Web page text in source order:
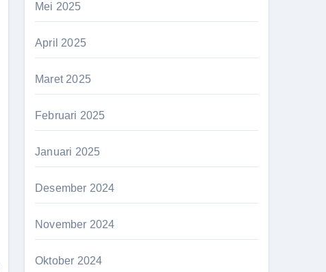
Mei 2025
April 2025
Maret 2025
Februari 2025
Januari 2025
Desember 2024
November 2024
Oktober 2024